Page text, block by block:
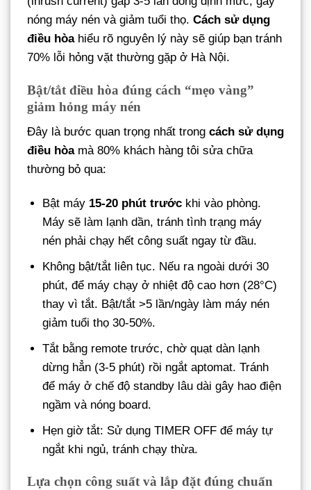
nóng máy nén và giảm tuổi thọ. Cách sử dụng
điều hòahiểu rõ nguyên lý này sẽ giúp bạn tránh
70% lỗi hỏng vặt thường gặp ở Hà Nội.
Bật/tắt điều hòa đúng cách “mẹo vàng”
giảm hỏng máy nén
Đây là bước quan trọng nhất trong cách sử dụng
điều hòamà 80% khách hàng tôi sửa chữa
thường bỏ qua:
Bật máy 15-20 phút trước khi vào phòng.
Máy sẽ làm lạnh dần, tránh tình trạng máy
nén phải chạy hết công suất ngay từ đầu.
Không bật/tắt liên tục. Nếu ra ngoài dưới 30
phút, để máy chạy ở nhiệt độ cao hơn (28°C)
thay vì tắt. Bật/tắt >5 lần/ngày làm máy nén
giảm tuổi thọ 30-50%.
Tắt bằng remote trước, chờ quạt dàn lạnh
dừng hẳn (3-5 phút) rồi ngắt aptomat. Tránh
để máy ở chế độ standby lâu dài gây hao điện
ngầm và nóng board.
Hẹn giờ tắt: Sử dụng TIMER OFF để máy tự
ngắt khi ngủ, tránh chạy thừa.
Lựa chọn công suất và lắp đặt đúng chuẩn